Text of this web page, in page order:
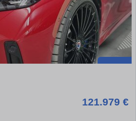
121.979 €